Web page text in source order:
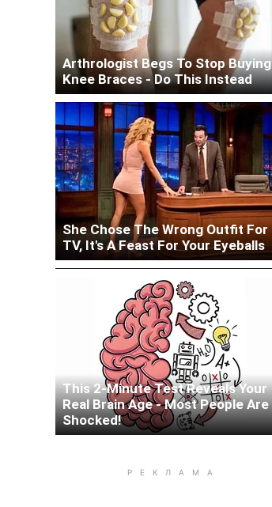
Arthrologist Begs To Stop Buying
Knee Braces - Do This Instead
She Chose The Wrong Outfit For
TV, It's A Feast For Your Eyeballs
Woman Lives In Garage - Don't
Judge Until You Peek Inside
This 2-Minute Test Reveals Your
Real Brain Age - Most People Are
Shocked!